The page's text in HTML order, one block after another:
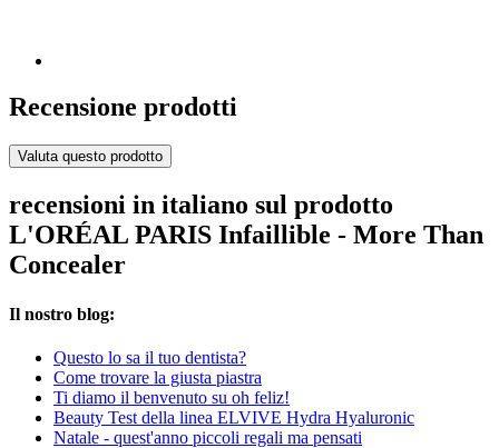
Recensione prodotti
Valuta questo prodotto
recensioni in italiano sul prodotto
L'ORÉAL PARIS Infaillible - More Than
Concealer
Il nostro blog:
Questo lo sa il tuo dentista?
Come trovare la giusta piastra
Ti diamo il benvenuto su oh feliz!
Beauty Test della linea ELVIVE Hydra Hyaluronic
Natale - quest'anno piccoli regali ma pensati